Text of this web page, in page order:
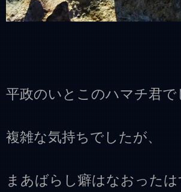
平政のいとこのハマチ君で
複雑な気持ちでしたが、
まあばらし癖はなおったは